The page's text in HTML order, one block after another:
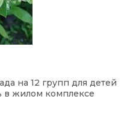
на 12 групп для детей
в жилом комплексе